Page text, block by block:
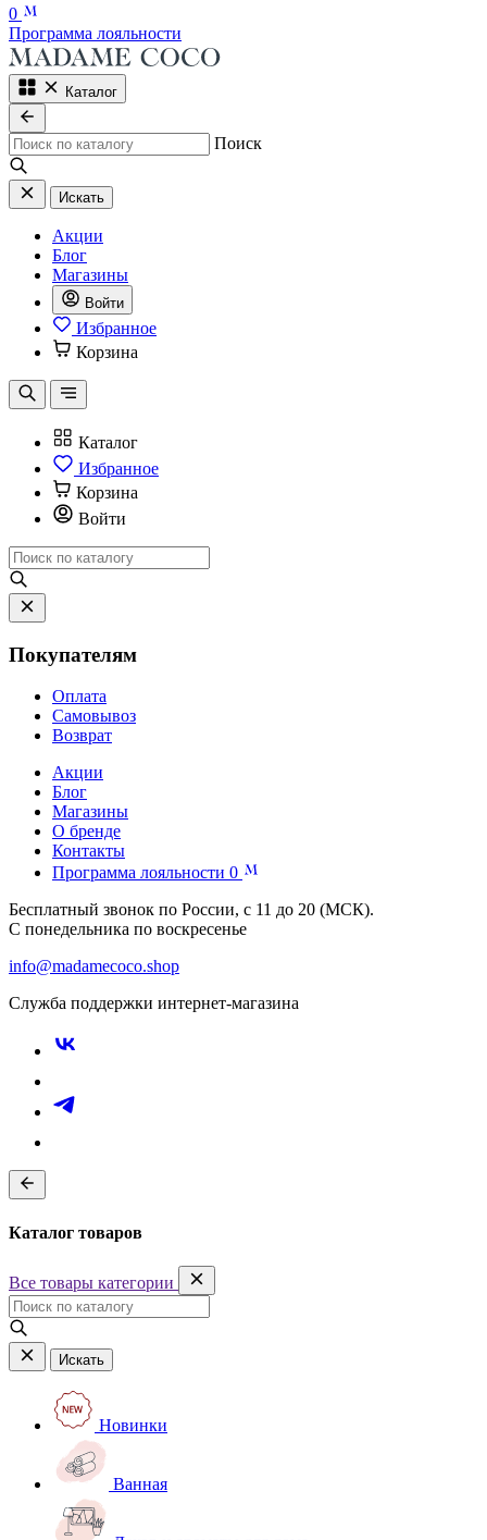
0
Программа лояльности
Каталог
Поиск
Искать
Акции
Блог
Магазины
Войти
Избранное
Корзина
Каталог
Избранное
Корзина
Войти
Покупателям
Оплата
Самовывоз
Возврат
Акции
Блог
Магазины
О бренде
Контакты
Программа лояльности 0
Бесплатный звонок по России, с 11 до 20 (МСК).
С понедельника по воскресенье
info@madamecoco.shop
Служба поддержки интернет-магазина
Каталог товаров
Все товары категории
Искать
Новинки
Ванная